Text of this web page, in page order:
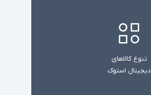
تنوع کالاهای
دیجیتال استوک